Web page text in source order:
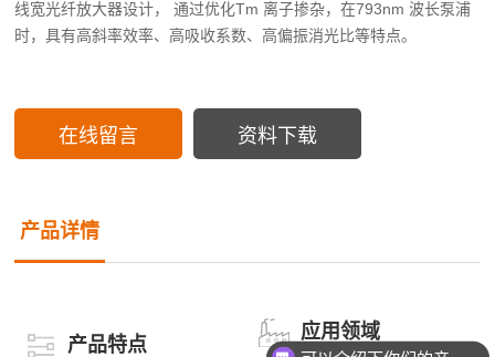
线宽光纤放大器设计， 通过优化Tm 离子掺杂，在793nm 波长泵浦
时，具有高斜率效率、高吸收系数、高偏振消光比等特点。
在线留言 资料下载
产品详情
产品特点
应用领域